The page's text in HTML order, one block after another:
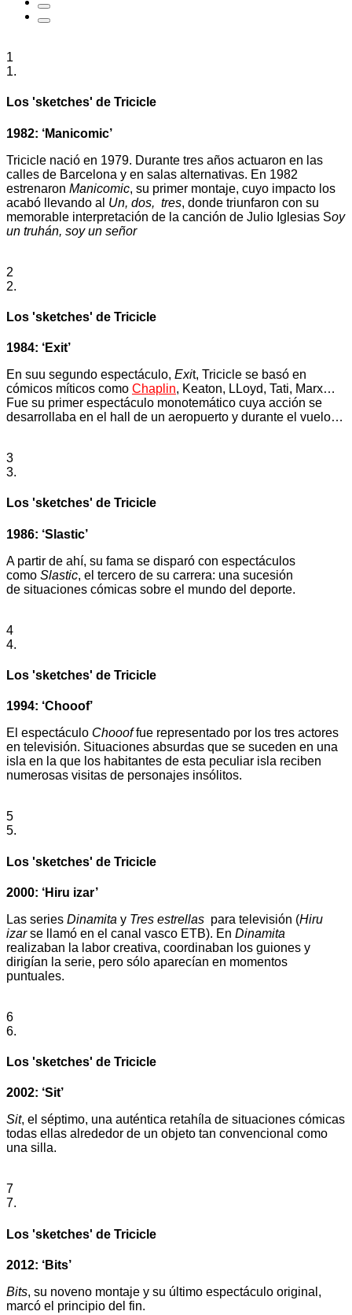
1
1.
Los 'sketches' de Tricicle
1982: ‘Manicomic’
Tricicle nació en 1979. Durante tres años actuaron en las
calles de Barcelona y en salas alternativas. En 1982
estrenaron Manicomic, su primer montaje, cuyo impacto los
acabó llevando al Un, dos, tres, donde triunfaron con su
memorable interpretación de la canción de Julio Iglesias Soy
un truhán, soy un señor
2
2.
Los 'sketches' de Tricicle
1984: ‘Exit’
En suu segundo espectáculo, Exit, Tricicle se basó en
cómicos míticos como Chaplin, Keaton, LLoyd, Tati, Marx…
Fue su primer espectáculo monotemático cuya acción se
desarrollaba en el hall de un aeropuerto y durante el vuelo…
3
3.
Los 'sketches' de Tricicle
1986: ‘Slastic’
A partir de ahí, su fama se disparó con espectáculos
como Slastic, el tercero de su carrera: una sucesión
de situaciones cómicas sobre el mundo del deporte.
4
4.
Los 'sketches' de Tricicle
1994: ‘Chooof’
El espectáculo Choooffue representado por los tres actores
en televisión. Situaciones absurdas que se suceden en una
isla en la que los habitantes de esta peculiar isla reciben
numerosas visitas de personajes insólitos.
5
5.
Los 'sketches' de Tricicle
2000: ‘Hiru izar’
Las series Dinamita y Tres estrellas para televisión (Hiru
izarse llamó en el canal vasco ETB). En Dinamita
realizaban la labor creativa, coordinaban los guiones y
dirigían la serie, pero sólo aparecían en momentos
puntuales.
6
6.
Los 'sketches' de Tricicle
2002: ‘Sit’
Sit, el séptimo, una auténtica retahíla de situaciones cómicas
todas ellas alrededor de un objeto tan convencional como
una silla.
7
7.
Los 'sketches' de Tricicle
2012: ‘Bits’
Bits, su noveno montaje y su último espectáculo original,
marcó el principio del fin.